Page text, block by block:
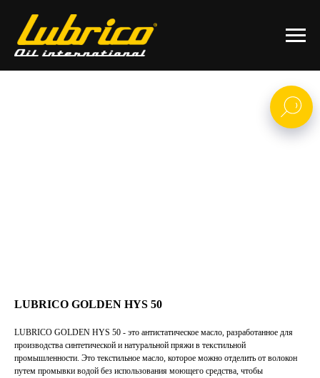
LUBRICO GOLDEN HYS 50
LUBRICO GOLDEN HYS 50 - это антистатическое масло, разработанное для
производства синтетической и натуральной пряжи в текстильной
промышленности. Это текстильное масло, которое можно отделить от волокон
путем промывки водой без использования моющего средства, чтобы